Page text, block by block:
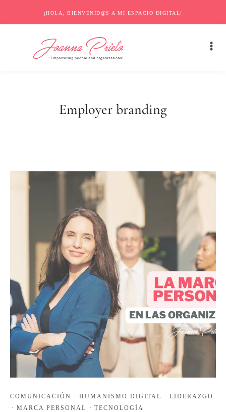
¡HOLA, BIENVENID@S A MI ESPACIO DIGITAL!
Employer branding
COMUNICACIÓN · HUMANISMO DIGITAL · LIDERAZGO
· MARCA PERSONAL · TECNOLOGÍA